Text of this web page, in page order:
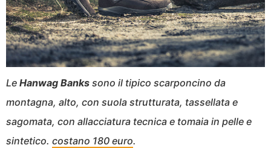
Le Hanwag Banks sono il tipico scarponcino da
montagna, alto, con suola strutturata, tassellata e
sagomata, con allacciatura tecnica e tomaia in pelle e
sintetico. costano 180 euro.